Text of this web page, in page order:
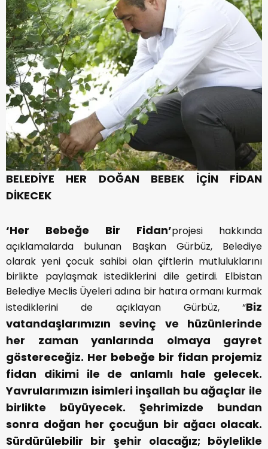
BELEDİYE HER DOĞAN BEBEK İÇİN FİDAN
DİKECEK
‘Her Bebeğe Bir Fidan’projesi hakkında
açıklamalarda bulunan Başkan Gürbüz, Belediye
olarak yeni çocuk sahibi olan çiftlerin mutluluklarını
birlikte paylaşmak istediklerini dile getirdi. Elbistan
Belediye Meclis Üyeleri adına bir hatıra ormanı kurmak
istediklerini de açıklayan Gürbüz, “Biz
vatandaşlarımızın sevinç ve hüzünlerinde
her zaman yanlarında olmaya gayret
göstereceğiz. Her bebeğe bir fidan projemiz
fidan dikimi ile de anlamlı hale gelecek.
Yavrularımızın isimleri inşallah bu ağaçlar ile
birlikte büyüyecek. Şehrimizde bundan
sonra doğan her çocuğun bir ağacı olacak.
Sürdürülebilir bir şehir olacağız; böylelikle